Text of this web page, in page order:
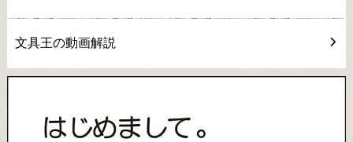
文具王の動画解説